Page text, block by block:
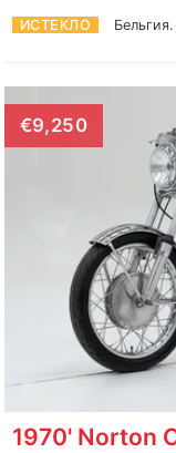
ИСТЕКЛО Бельгия.
€9,250